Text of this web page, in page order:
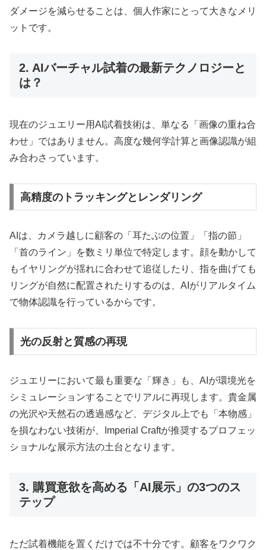
ダメージを減らせることは、個人作家にとって大きなメリ
ットです。
2. AIバーチャル試着の最新テクノロジーと
は？
現在のジュエリー用AI試着技術は、単なる「画像の重ね合
わせ」ではありません。高度な幾何学計算と画像認識が組
み合わさっています。
高精度のトラッキングとレンダリング
AIは、カメラ越しに顧客の「耳たぶの位置」「指の節」
「首のライン」を数ミリ単位で特定します。顔を動かして
もイヤリングが揺れに合わせて追従したり、指を曲げても
リングが自然に配置されたりするのは、AIがリアルタイム
で物体認識を行っているからです。
光の反射と質感の再現
ジュエリーにおいて最も重要な「輝き」も、AIが環境光を
シミュレーションすることでリアルに再現します。貴金属
の光沢や天然石の透過感など、デジタル上でも「本物感」
を損なわない技術が、Imperial Craftが推奨するプロフェッ
ショナルな展示方法の土台となります。
3. 購買意欲を高める「AI展示」の3つのス
テップ
ただ試着機能を置くだけでは不十分です。顧客をワクワク